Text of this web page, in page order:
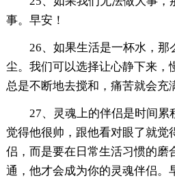
事。早安！
26、如果生活是一杯水，那
尘。我们可以选择让心静下来，
总是不断地去搅和，痛苦就会充
27、灵魂上的伴侣是时间累
觉得他很帅，跟他看对眼了就觉
侣，而是要在日常生活习惯的磨
通，他才会成为你的灵魂伴侣。